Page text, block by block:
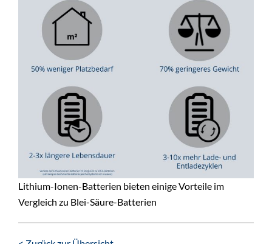
Lithium-Ionen-Batterien bieten einige Vorteile im
Vergleich zu Blei-Säure-Batterien